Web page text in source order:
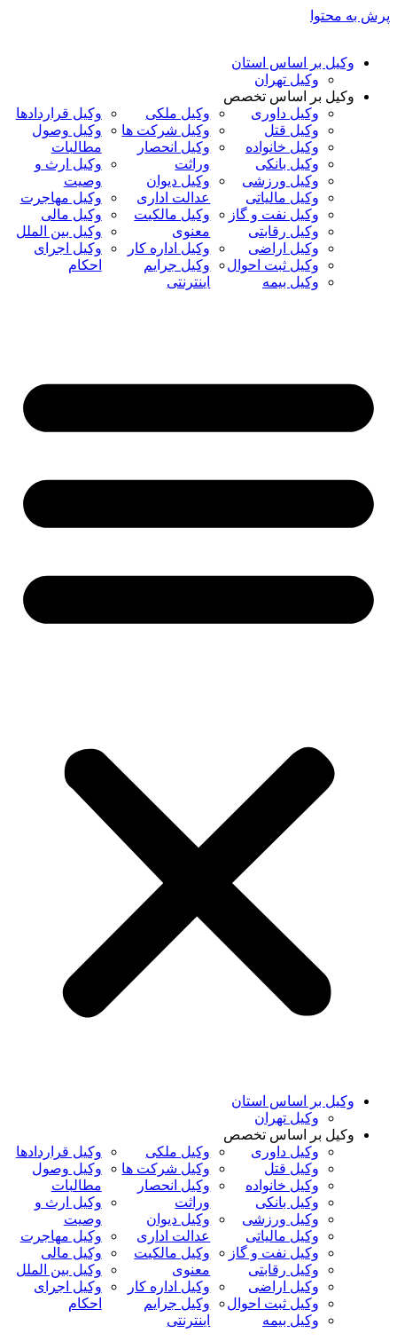
پرش به محتوا
وکیل بر اساس استان
وکیل تهران
وکیل بر اساس تخصص
وکیل داوری
وکیل قتل
وکیل خانواده
وکیل بانکی
وکیل ورزشی
وکیل مالیاتی
وکیل نفت و گاز
وکیل رقابتی
وکیل اراضی
وکیل ثبت احوال
وکیل بیمه
وکیل ملکی
وکیل شرکت ها
وکیل انحصار
وراثت
وکیل دیوان
عدالت اداری
وکیل مالکیت
معنوی
وکیل اداره کار
وکیل جرایم
اینترنتی
وکیل قراردادها
وکیل وصول
مطالبات
وکیل ارث و
وصیت
وکیل مهاجرت
وکیل مالی
وکیل بین الملل
وکیل اجرای
احکام
وکیل بر اساس استان
وکیل تهران
وکیل بر اساس تخصص
وکیل داوری
وکیل قتل
وکیل خانواده
وکیل بانکی
وکیل ورزشی
وکیل مالیاتی
وکیل نفت و گاز
وکیل رقابتی
وکیل اراضی
وکیل ثبت احوال
وکیل بیمه
وکیل ملکی
وکیل شرکت ها
وکیل انحصار
وراثت
وکیل دیوان
عدالت اداری
وکیل مالکیت
معنوی
وکیل اداره کار
وکیل جرایم
اینترنتی
وکیل قراردادها
وکیل وصول
مطالبات
وکیل ارث و
وصیت
وکیل مهاجرت
وکیل مالی
وکیل بین الملل
وکیل اجرای
احکام